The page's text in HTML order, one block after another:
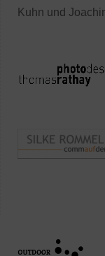
Kuhn und